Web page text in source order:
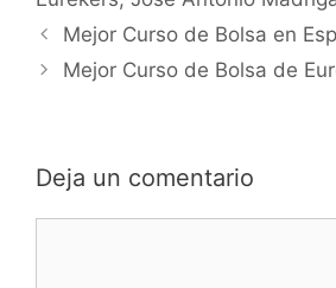
Mejor Curso de Bolsa en
Mejor Curso de Bolsa de
Deja un comentario